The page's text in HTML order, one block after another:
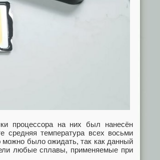
процессора на них был нанесён
средняя температура всех восьми
можно было ожидать, так как данный
любые сплавы, применяемые при